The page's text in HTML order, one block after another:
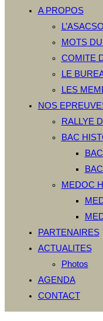
A PROPOS
MOTS
COMITE
LE
LES
NOS
RALLYE
BAC
MEDOC
PARTENAIRES
ACTUALITES
Photos
AGENDA
CONTACT